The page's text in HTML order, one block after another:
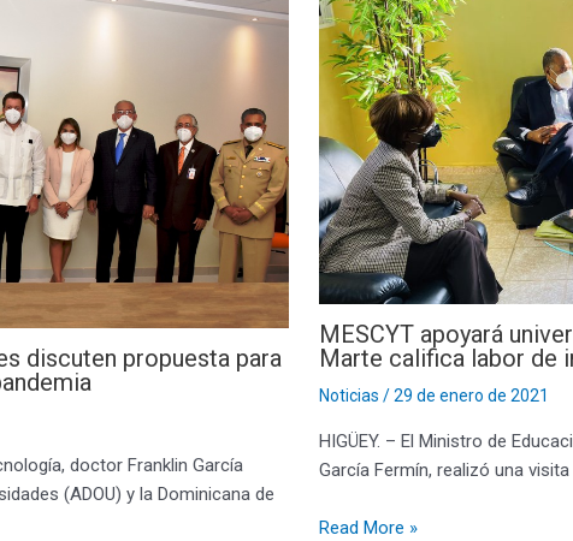
discuten propuesta para
doctor Franklin García
(ADOU) y la Dominicana de
MESCYT apoyará
Marte califica labor de
Noticias /29 de enero de 2021
HIGÜEY. – El Ministro de
García Fermín, realizó una
Read More »